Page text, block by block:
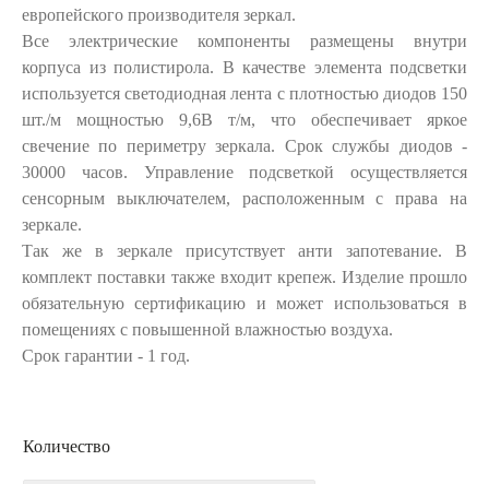
европейского производителя зеркал.
Все электрические компоненты размещены внутри
корпуса из полистирола. В качестве элемента подсветки
используется светодиодная лента с плотностью диодов 150
шт./м мощностью 9,6В т/м, что обеспечивает яркое
свечение по периметру зеркала. Срок службы диодов -
30000 часов. Управление подсветкой осуществляется
сенсорным выключателем, расположенным с права на
зеркале.
Так же в зеркале присутствует анти запотевание. В
комплект поставки также входит крепеж. Изделие прошло
обязательную сертификацию и может использоваться в
помещениях с повышенной влажностью воздуха.
Срок гарантии - 1 год.
Количество